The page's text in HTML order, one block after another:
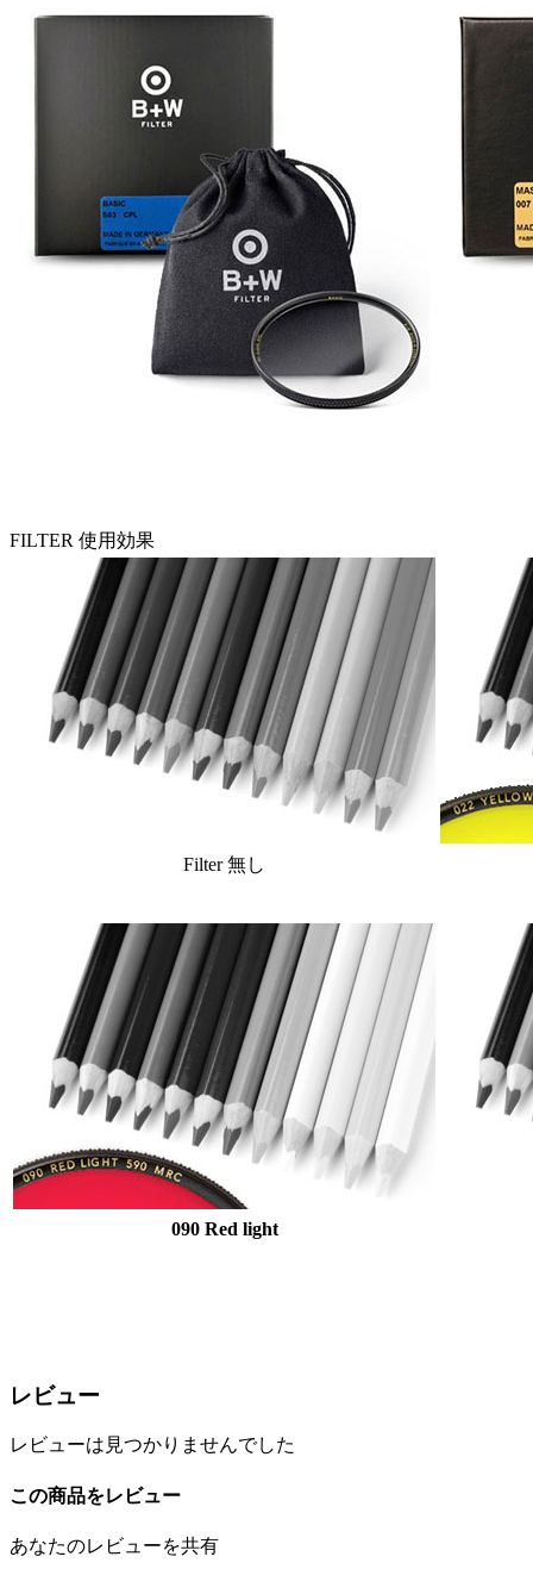
FILTER 使用効果
Filter 無し
090 Red light
レビュー
レビューは見つかりませんでした
この商品をレビュー
あなたのレビューを共有